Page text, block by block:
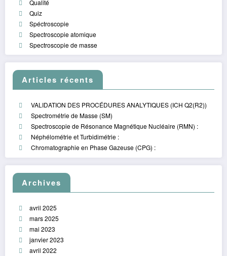
Qualité
Quiz
Spéctroscopie
Spectroscopie atomique
Spectroscopie de masse
Articles récents
VALIDATION DES PROCÉDURES ANALYTIQUES (ICH Q2(R2))
Spectrométrie de Masse (SM)
Spectroscopie de Résonance Magnétique Nucléaire (RMN) :
Néphélométrie et Turbidimétrie :
Chromatographie en Phase Gazeuse (CPG) :
Archives
avril 2025
mars 2025
mai 2023
janvier 2023
avril 2022